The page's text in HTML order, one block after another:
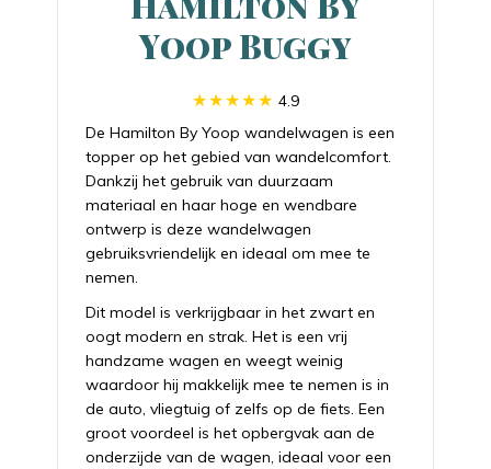
Yoop Buggy
4.9
De Hamilton By Yoop wandelwagen is een
topper op het gebied van wandelcomfort.
Dankzij het gebruik van duurzaam
materiaal en haar hoge en wendbare
ontwerp is deze wandelwagen
gebruiksvriendelijk en ideaal om mee te
nemen.
Dit model is verkrijgbaar in het zwart en
oogt modern en strak. Het is een vrij
handzame wagen en weegt weinig
waardoor hij makkelijk mee te nemen is in
de auto, vliegtuig of zelfs op de fiets. Een
groot voordeel is het opbergvak aan de
onderzijde van de wagen, ideaal voor een